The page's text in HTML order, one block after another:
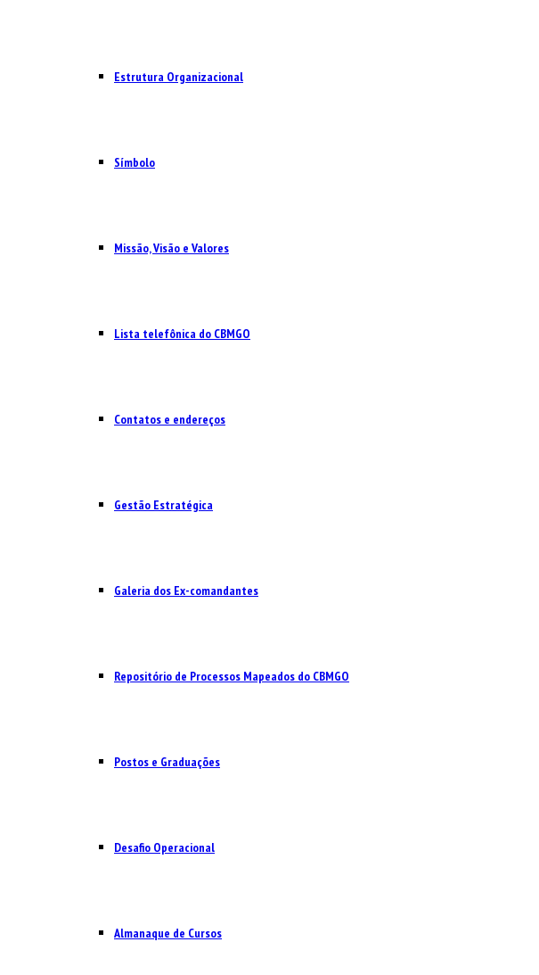
Estrutura Organizacional
Símbolo
Missão, Visão e Valores
Lista telefônica do CBMGO
Contatos e endereços
Gestão Estratégica
Galeria dos Ex-comandantes
Repositório de Processos Mapeados do CBMGO
Postos e Graduações
Desafio Operacional
Almanaque de Cursos